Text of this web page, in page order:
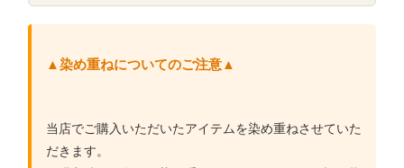
▲染め重ねについてのご注意▲
当店でご購入いただいたアイテムを染め重ねさせていた
だきます。